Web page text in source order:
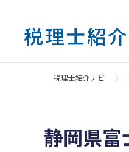
税理士紹介ナビ
静岡県富